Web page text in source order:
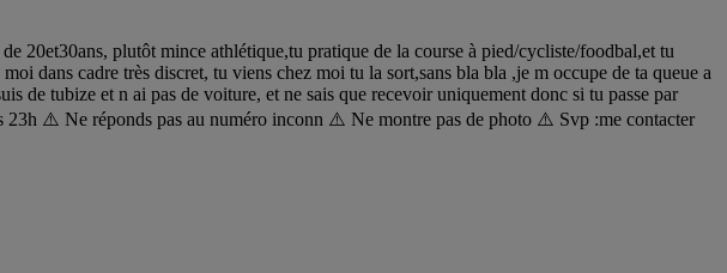
20et30ans, plutôt mince athlétique,tu pratique de la course à pied/cycliste/foodbal,et tu
dans cadre très discret, tu viens chez moi tu la sort,sans bla bla ,je m occupe de ta queue a
de tubize et n ai pas de voiture, et ne sais que recevoir uniquement donc si tu passe par
23h ⚠️ Ne réponds pas au numéro inconn ⚠️ Ne montre pas de photo ⚠️ Svp :me contacter